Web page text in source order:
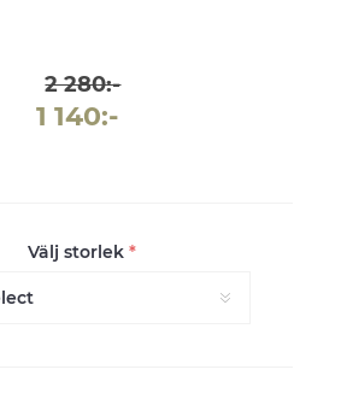
2 280:-
1 140:-
Välj storlek *